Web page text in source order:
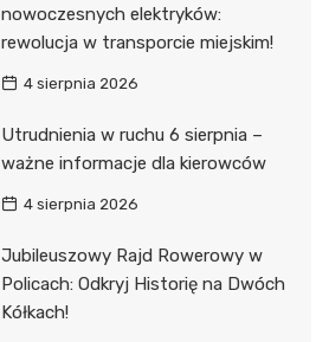
nowoczesnych elektryków:
rewolucja w transporcie miejskim!
4 sierpnia 2026
Utrudnienia w ruchu 6 sierpnia –
ważne informacje dla kierowców
4 sierpnia 2026
Jubileuszowy Rajd Rowerowy w
Policach: Odkryj Historię na Dwóch
Kółkach!